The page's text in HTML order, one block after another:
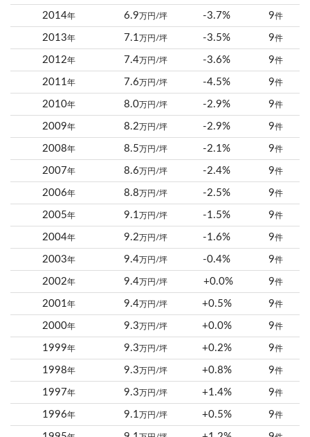
2014年 6.9 万円/坪 -3.7% 9件
2013年 7.1 万円/坪 -3.5% 9件
2012年 7.4万円/坪 -3.6% 9件
2011年 7.6 万円/坪 -4.5% 9件
2010年 8.0万円/坪 -2.9% 9件
2009年 8.2 万円/坪 -2.9% 9件
2008年 8.5 万円/坪 -2.1% 9件
2007年 8.6 万円/坪 -2.4% 9件
2006年 8.8 万円/坪 -2.5% 9件
2005年 9.1 万円/坪 -1.5% 9件
2004年 9.2 万円/坪 -1.6% 9件
2003年 9.4万円/坪 -0.4% 9件
2002年 9.4万円/坪 +0.0% 9件
2001年 9.4万円/坪 +0.5% 9件
2000年 9.3 万円/坪 +0.0% 9件
1999年 9.3 万円/坪 +0.2% 9件
1998年 9.3 万円/坪 +0.8% 9件
1997年 9.3 万円/坪 +1.4% 9件
1996年 9.1 万円/坪 +0.5% 9件